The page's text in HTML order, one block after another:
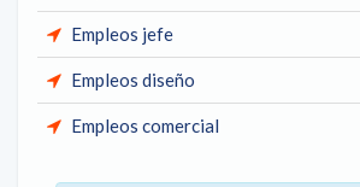
Empleos jefe
Empleos diseño
Empleos comercial